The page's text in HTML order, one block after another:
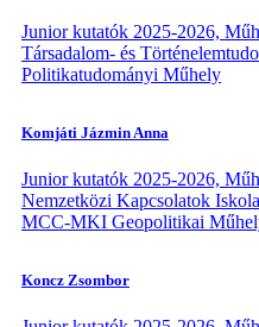
Junior kutatók 2025-2026,
Társadalom- és
Politikatudományi Műhely
Komjáti Jázmin Anna
Junior kutatók 2025-2026,
Nemzetközi Kapcsolatok Iskola
MCC-MKI Geopolitikai
Koncz Zsombor